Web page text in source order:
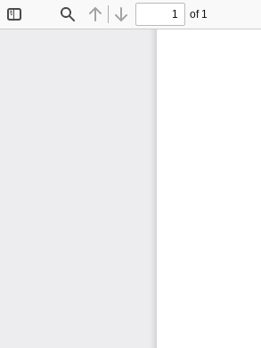
Find Previous
Next
of 1